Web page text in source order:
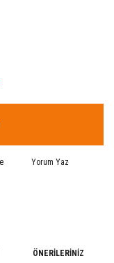
Yorum Yaz
ÖNERILERINIZ